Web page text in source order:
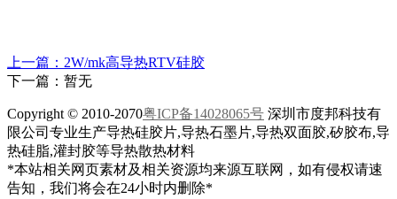
上一篇：2W/mk高导热RTV硅胶
下一篇：暂无
Copyright © 2010-2070粤ICP备14028065号 深圳市度邦科技有
限公司专业生产导热硅胶片,导热石墨片,导热双面胶,矽胶布,导
热硅脂,灌封胶等导热散热材料
*本站相关网页素材及相关资源均来源互联网，如有侵权请速
告知，我们将会在24小时内删除*